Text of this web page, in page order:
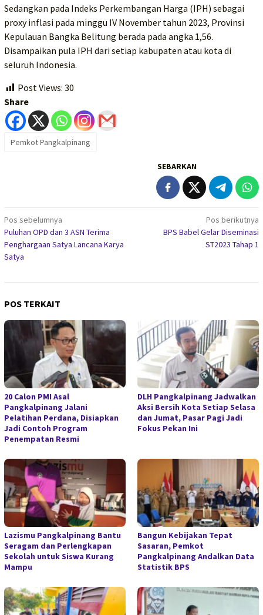
Sedangkan pada Indeks Perkembangan Harga (IPH) sebagai
proxy inflasi pada minggu IV November tahun 2023, Provinsi
Kepulauan Bangka Belitung berada pada angka 1,56.
Disampaikan pula IPH dari setiap kabupaten atau kota di
seluruh Indonesia.
Post Views: 30
Share
Pemkot Pangkalpinang
SEBARKAN
Navigasi
pos
Pos sebelumnya
Puluhan OPD dan 3 ASN Terima
Penghargaan Satya Lancana Karya
Satya
Pos berikutnya
BPS Babel Gelar Diseminasi
ST2023 Tahap 1
POS TERKAIT
20 Calon PMI Asal
Pangkalpinang Jalani
Pelatihan Perdana, Disiapkan
Jadi Contoh Program
Penempatan Resmi
DLH Pangkalpinang Jadwalkan
Aksi Bersih Kota Setiap Selasa
dan Jumat, Pasar Pagi Jadi
Fokus Pekan Ini
Lazismu Pangkalpinang Bantu
Seragam dan Perlengkapan
Sekolah untuk Siswa Kurang
Mampu
Bangun Kebijakan Tepat
Sasaran, Pemkot
Pangkalpinang Andalkan Data
Statistik BPS